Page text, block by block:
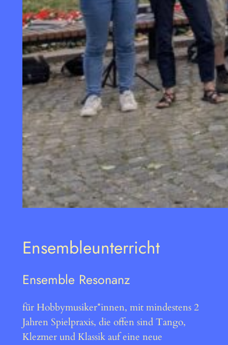
Ensembleunterricht
Ensemble Resonanz
für Hobbymusiker*innen, mit mindestens 2
Jahren Spielpraxis, die offen sind Tango,
Klezmer und Klassik auf eine neue